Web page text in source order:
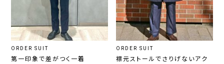
ORDER SUIT
第一印象で差がつく一着
ORDER SUIT
襟元ストールでさりげないアク